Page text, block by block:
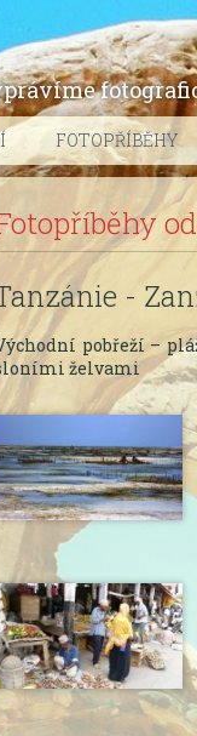
FOTOPŘÍBĚHY
-
pobřeží –
želvami